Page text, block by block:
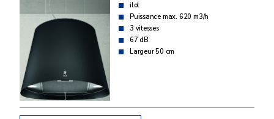
ilot
Puissance max. 620 m3/h
3 vitesses
67 dB
Largeur 50 cm